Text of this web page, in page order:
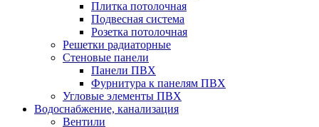
Плитка потолочная
Подвесная система
Розетка потолочная
Решетки радиаторные
Стеновые панели
Панели ПВХ
Фурнитура к панелям ПВХ
Угловые элементы ПВХ
Водоснабжение, канализация
Вентили